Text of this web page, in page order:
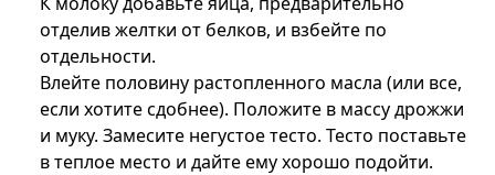
отделив желтки от белков, и взбейте по
отдельности.
Влейте половину растопленного масла (или все,
если хотите сдобнее). Положите в массу дрожжи
и муку. Замесите негустое тесто. Тесто поставьте
в теплое место и дайте ему хорошо подойти.